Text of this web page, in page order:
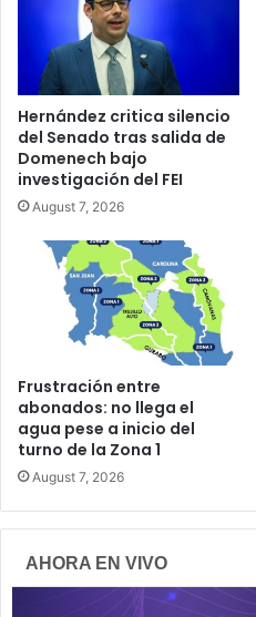
Hernández critica silencio
del Senado tras salida de
Domenech bajo
investigación del FEI
August 7, 2026
Frustración entre
abonados: no llega el
agua pese a inicio del
turno de la Zona 1
August 7, 2026
AHORA EN VIVO